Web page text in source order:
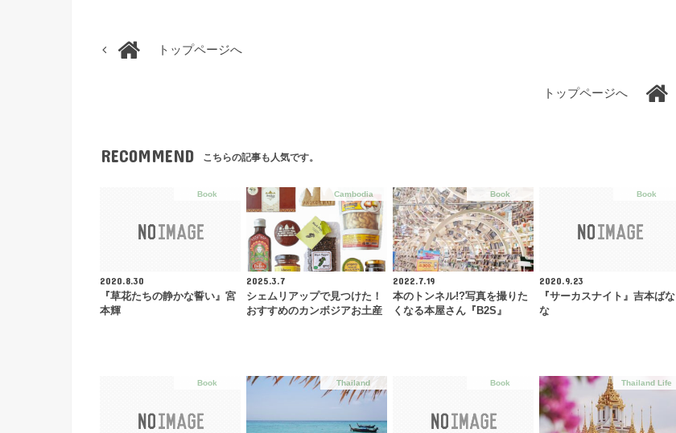
トップページへ
トップページへ
RECOMMEND こちらの記事も人気です。
Book
2020.8.30
『草花たちの静かな誓い』宮
本輝
Cambodia
2025.3.7
シェムリアップで見つけた！
おすすめのカンボジアお土産
Book
2022.7.19
本のトンネル!?写真を撮りた
くなる本屋さん『B2S』
Book
2020.9.23
『サーカスナイト』吉本ばな
な
Book Thailand Book Thailand Life